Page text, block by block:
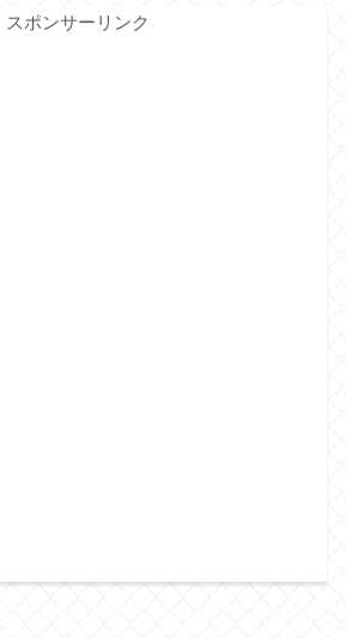
スポンサーリンク